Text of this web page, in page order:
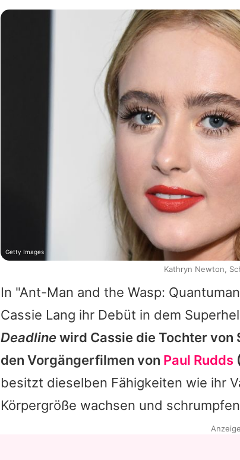
In "Ant-Man and the Wasp:
Cassie Lang ihr Debüt in dem
Deadlinewird Cassie die Tochter von
den Vorgängerfilmen von Paul Rudds
besitzt dieselben Fähigkeiten wie ihr
Körpergröße wachsen und
Getty Images
Kathryn Newton,
Anzeige